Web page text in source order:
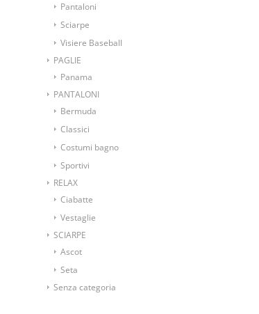
Pantaloni
Sciarpe
Visiere Baseball
PAGLIE
Panama
PANTALONI
Bermuda
Classici
Costumi bagno
Sportivi
RELAX
Ciabatte
Vestaglie
SCIARPE
Ascot
Seta
Senza categoria